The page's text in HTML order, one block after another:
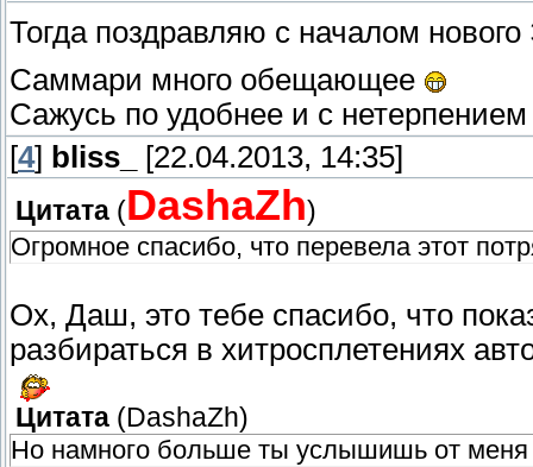
Тогда поздравляю с началом
Саммари много обещающее
Сажусь по удобнее и с
[4] bliss_ [22.04.2013, 14:35]
Цитата (DashaZh)
Огромное спасибо, что перевела этот
Ох, Даш, это тебе спасибо, что
разбираться в хитросплетениях
Цитата ( DashaZh)
Но намного больше ты услышишь от меня